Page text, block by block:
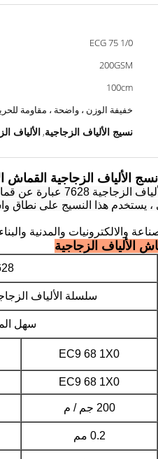
ECG 75 1/0
200GSM
100cm
خفيفة الوزن ، واضحة ، مقاومة
نسيج الألياف الزجاجية, الألياف
ورقيق وهو في نسج عادي.
يستخدم هذا النسيج على نطاق
والالكترونيات والمدنية
سلسلة الألياف
سهل
EC9 68 1X0
EC9 68 1X0
200 جم / م
0.2 مم